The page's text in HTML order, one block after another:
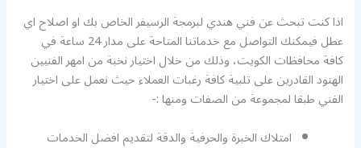
اذا كنت تبحث عن فني هندي لبرمجة الرسيفر الخاص بك او اصلاح اي
عطل فيمكنك التواصل مع خدماتنا المتاحة على مدار 24 ساعة في
كافة محافظات الكويت، وذلك من خلال اختيار نخبة من امهر الفنيين
الهنود القادرين على تلبية كافة رغبات العملاء حيث نعمل على اختيار
الفني طبقا لمجموعة من الصفات ومنها :-
امتلاك الخبرة والحرفية والدقة لتقديم افضل الخدمات